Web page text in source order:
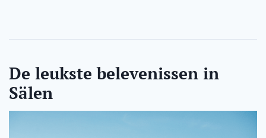
De leukste belevenissen in
Sälen